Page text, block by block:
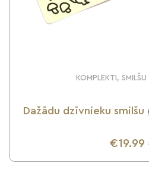
KOMPLEKTI,
Dažādu dzīvnieku
€19.99
UZZINI